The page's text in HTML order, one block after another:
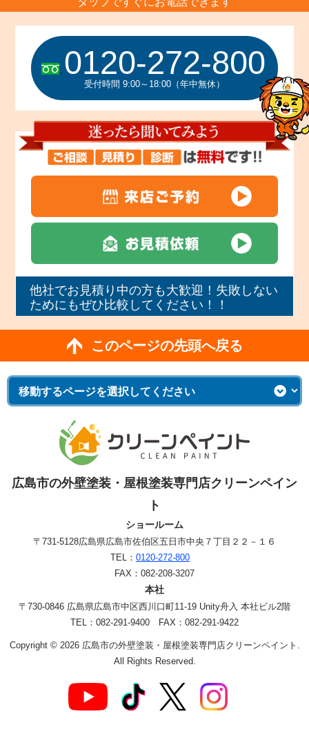
0120-272-800
受付時間 9:00～18:00（年中無休）
他社でお見積り中の方も大歓迎！失敗しない
ためにもぜひ比較してください！！
このページの先頭へ戻る
広島市の外壁塗装・屋根塗装専門店クリーンペイン
ト
ショールーム
〒731-5128広島県広島市佐伯区五日市中央７丁目２２－１６
TEL： 0120-272-800
FAX：082-208-3207
本社
〒730-0846 広島県広島市中区西川口町11-19 Unity舟入 本社ビル2階
TEL：082-291-9400 FAX：082-291-9422
Copyright © 2026 広島市の外壁塗装・屋根塗装専門店クリーンペイント.
All Rights Reserved.